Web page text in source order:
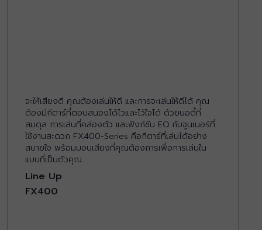
จะให้เสียงดี คุณต้องเล่นให้ดี และการจะเล่นให้ดีได้ คุณ
ต้องมีกีตาร์ที่ตอบสนองได้ไวและไว้ใจได้ ด้วยบอดี้ที่
สมดุล การเล่นที่คล่องตัว และฟังก์ชัน EQ กับจูนเนอร์ที่
ใช้งานสะดวก FX400-Series คือกีตาร์ที่เล่นได้อย่าง
สบายใจ พร้อมมอบเสียงที่คุณต้องการเพื่อการเล่นใน
แบบที่เป็นตัวคุณ
Line Up
FX400